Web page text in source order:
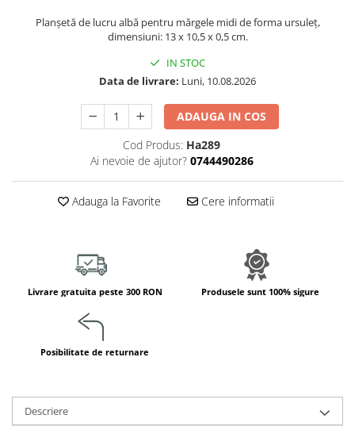
Instrumente muzicale
Jucarii de constructii
Dezvoltare cognitiva
Jocuri matematice
Jucării de sortare
Dezvoltare psihomotrica
Dezvoltare proprioceptiva
Echilibru
Module din burete
Motricitate fina
Motricitate grosiera
Recunoasterea formelor
Saltele
Wellness
Diverse jucarii educative
Planșetă de lucru albă pentru mărgele midi de forma ursuleț,
dimensiuni: 13 x 10,5 x 0,5 cm.
IN STOC
Data de livrare: Luni, 10.08.2026
ADAUGA IN COS
Cod Produs: Ha289
Ai nevoie de ajutor? 0744490286
Adauga la Favorite Cere informatii
Livrare gratuita peste 300 RON Produsele sunt 100% sigure
Posibilitate de returnare
Descriere